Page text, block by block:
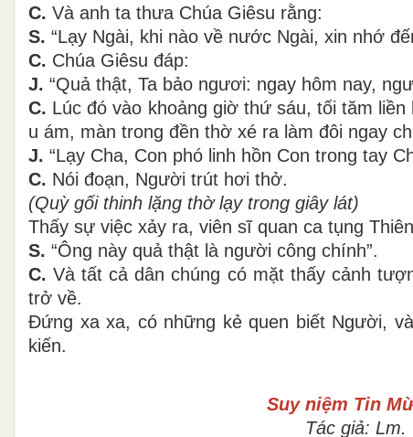
C. Và anh ta thưa Chúa Giêsu rằng:
S. “Lạy Ngài, khi nào về nước Ngài, xin nhớ
C. Chúa Giêsu đáp:
J. “Quả thật, Ta bảo ngươi: ngay hôm nay,
C. Lúc đó vào khoảng giờ thứ sáu, tối tăm
u ám, màn trong đền thờ xé ra làm đôi ngay
J. “Lạy Cha, Con phó linh hồn Con trong tay
C. Nói đoạn, Người trút hơi thở.
(Quỳ gối thinh lặng thờ lạy trong giây lát)
Thấy sự việc xảy ra, viên sĩ quan ca tụng
S. “Ông này quả thật là người công chính”.
C. Và tất cả dân chúng có mặt thấy cảnh
trở về.
Ðứng xa xa, có những kẻ quen biết Người,
kiến.
Suy niệm Tin
Tác giả: Lm.